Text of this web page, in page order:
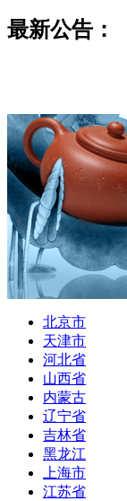
最新公告：
北京市
天津市
河北省
山西省
内蒙古
辽宁省
吉林省
黑龙江
上海市
江苏省